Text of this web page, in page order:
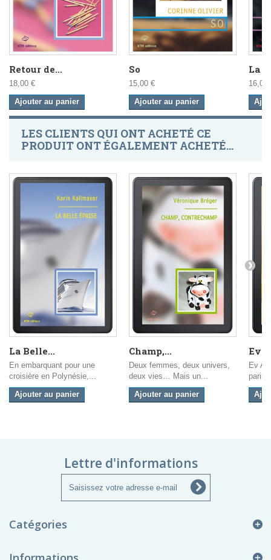
Retour de...
18,00 €
Ajouter au panier
So
15,00 €
Ajouter au panier
La
16,00
LES CLIENTS QUI ONT ACHETÉ CE
PRODUIT ONT ÉGALEMENT ACHETÉ...
La Belle...
En embarquant pour une
croisière en Polynésie,...
Ajouter au panier
Champ,...
Deux femmes, deux univers,
deux vies… Mais un...
Ajouter au panier
Ev
Ev
Lettre d'informations
Catégories